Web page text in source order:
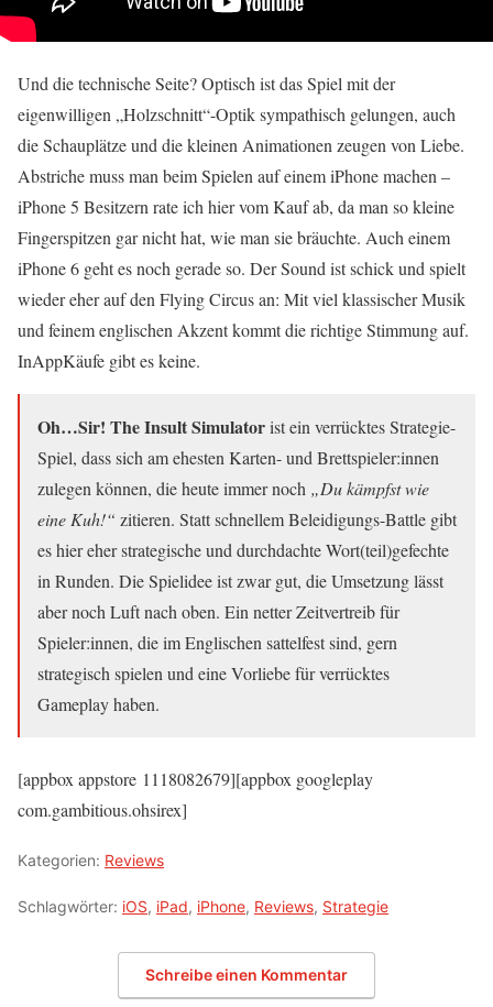
Und die technische Seite? Optisch ist das Spiel mit der
eigenwilligen „Holzschnitt“-Optik sympathisch gelungen, auch
die Schauplätze und die kleinen Animationen zeugen von Liebe.
Abstriche muss man beim Spielen auf einem iPhone machen –
iPhone 5 Besitzern rate ich hier vom Kauf ab, da man so kleine
Fingerspitzen gar nicht hat, wie man sie bräuchte. Auch einem
iPhone 6 geht es noch gerade so. Der Sound ist schick und spielt
wieder eher auf den Flying Circus an: Mit viel klassischer Musik
und feinem englischen Akzent kommt die richtige Stimmung auf.
InAppKäufe gibt es keine.
Oh…Sir! The Insult Simulatorist ein verrücktes Strategie-
Spiel, dass sich am ehesten Karten- und Brettspieler:innen
zulegen können, die heute immer noch „Du kämpfst wie
eine Kuh!“ zitieren. Statt schnellem Beleidigungs-Battle gibt
es hier eher strategische und durchdachte Wort(teil)gefechte
in Runden. Die Spielidee ist zwar gut, die Umsetzung lässt
aber noch Luft nach oben. Ein netter Zeitvertreib für
Spieler:innen, die im Englischen sattelfest sind, gern
strategisch spielen und eine Vorliebe für verrücktes
Gameplay haben.
[appbox appstore 1118082679][appbox googleplay
com.gambitious.ohsirex]
Kategorien: Reviews
Schlagwörter: iOS, iPad, iPhone, Reviews, Strategie
Schreibe einen Kommentar